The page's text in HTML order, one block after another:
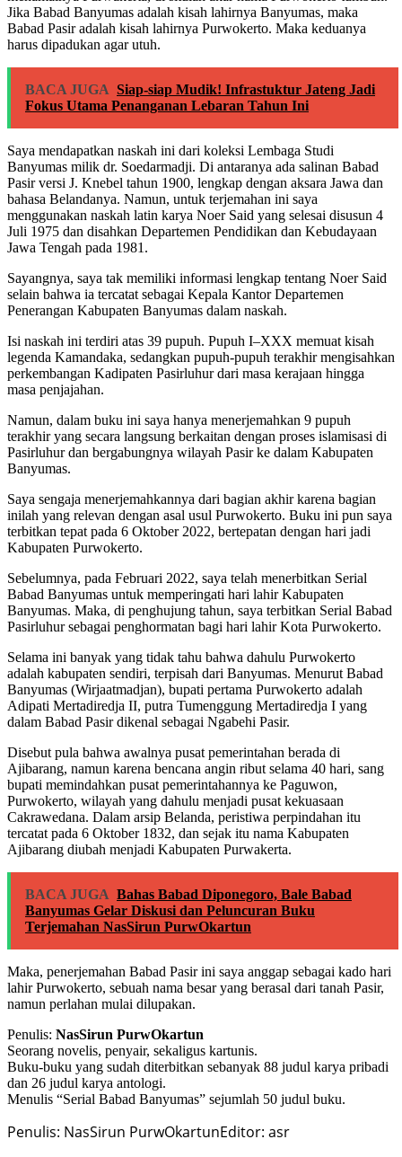
Jika Babad Banyumas adalah kisah lahirnya Banyumas, maka
Babad Pasir adalah kisah lahirnya Purwokerto. Maka keduanya
harus dipadukan agar utuh.
BACA JUGA Siap-siap Mudik! Infrastuktur Jateng Jadi
Fokus Utama Penanganan Lebaran Tahun Ini
Saya mendapatkan naskah ini dari koleksi Lembaga Studi
Banyumas milik dr. Soedarmadji. Di antaranya ada salinan Babad
Pasir versi J. Knebel tahun 1900, lengkap dengan aksara Jawa dan
bahasa Belandanya. Namun, untuk terjemahan ini saya
menggunakan naskah latin karya Noer Said yang selesai disusun 4
Juli 1975 dan disahkan Departemen Pendidikan dan Kebudayaan
Jawa Tengah pada 1981.
Sayangnya, saya tak memiliki informasi lengkap tentang Noer Said
selain bahwa ia tercatat sebagai Kepala Kantor Departemen
Penerangan Kabupaten Banyumas dalam naskah.
Isi naskah ini terdiri atas 39 pupuh. Pupuh I–XXX memuat kisah
legenda Kamandaka, sedangkan pupuh-pupuh terakhir mengisahkan
perkembangan Kadipaten Pasirluhur dari masa kerajaan hingga
masa penjajahan.
Namun, dalam buku ini saya hanya menerjemahkan 9 pupuh
terakhir yang secara langsung berkaitan dengan proses islamisasi di
Pasirluhur dan bergabungnya wilayah Pasir ke dalam Kabupaten
Banyumas.
Saya sengaja menerjemahkannya dari bagian akhir karena bagian
inilah yang relevan dengan asal usul Purwokerto. Buku ini pun saya
terbitkan tepat pada 6 Oktober 2022, bertepatan dengan hari jadi
Kabupaten Purwokerto.
Sebelumnya, pada Februari 2022, saya telah menerbitkan Serial
Babad Banyumas untuk memperingati hari lahir Kabupaten
Banyumas. Maka, di penghujung tahun, saya terbitkan Serial Babad
Pasirluhur sebagai penghormatan bagi hari lahir Kota Purwokerto.
Selama ini banyak yang tidak tahu bahwa dahulu Purwokerto
adalah kabupaten sendiri, terpisah dari Banyumas. Menurut Babad
Banyumas (Wirjaatmadjan), bupati pertama Purwokerto adalah
Adipati Mertadiredja II, putra Tumenggung Mertadiredja I yang
dalam Babad Pasir dikenal sebagai Ngabehi Pasir.
Disebut pula bahwa awalnya pusat pemerintahan berada di
Ajibarang, namun karena bencana angin ribut selama 40 hari, sang
bupati memindahkan pusat pemerintahannya ke Paguwon,
Purwokerto, wilayah yang dahulu menjadi pusat kekuasaan
Cakrawedana. Dalam arsip Belanda, peristiwa perpindahan itu
tercatat pada 6 Oktober 1832, dan sejak itu nama Kabupaten
Ajibarang diubah menjadi Kabupaten Purwakerta.
BACA JUGA Bahas Babad Diponegoro, Bale Babad
Banyumas Gelar Diskusi dan Peluncuran Buku
Terjemahan NasSirun PurwOkartun
Maka, penerjemahan Babad Pasir ini saya anggap sebagai kado hari
lahir Purwokerto, sebuah nama besar yang berasal dari tanah Pasir,
namun perlahan mulai dilupakan.
Penulis: NasSirun PurwOkartun
Seorang novelis, penyair, sekaligus kartunis.
Buku-buku yang sudah diterbitkan sebanyak 88 judul karya pribadi
dan 26 judul karya antologi.
Menulis “Serial Babad Banyumas” sejumlah 50 judul buku.
Penulis: NasSirun PurwOkartunEditor: asr